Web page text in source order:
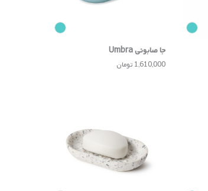
جا صابونی Umbra
1,610,000 تومان